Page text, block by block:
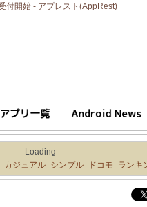
付開始 - アプレスト(AppRest)
Loading
カジュアル シンプル ドコモ ランキ